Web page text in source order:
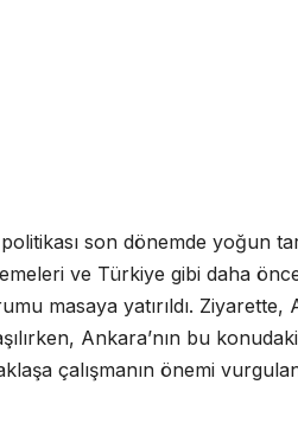
son dönemde yoğun
ve Türkiye gibi daha
masaya yatırıldı. Ziyarette,
Ankara’nın bu
çalışmanın önemi